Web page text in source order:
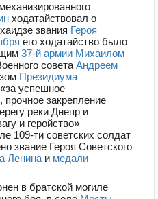
ходатайствовал о
звания Героя
его ходатайство было
37-й армии Михаилом
совета Андреем
Президиума
«за успешное
закрепление
реки Днепр и
и геройство»
109-ти советских солдат
звание Героя Советского
Ленина и медали
в братской могиле